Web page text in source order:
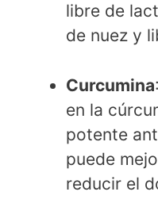
libre de
de nuez y
Curcumina
en la
potente
puede
reducir el